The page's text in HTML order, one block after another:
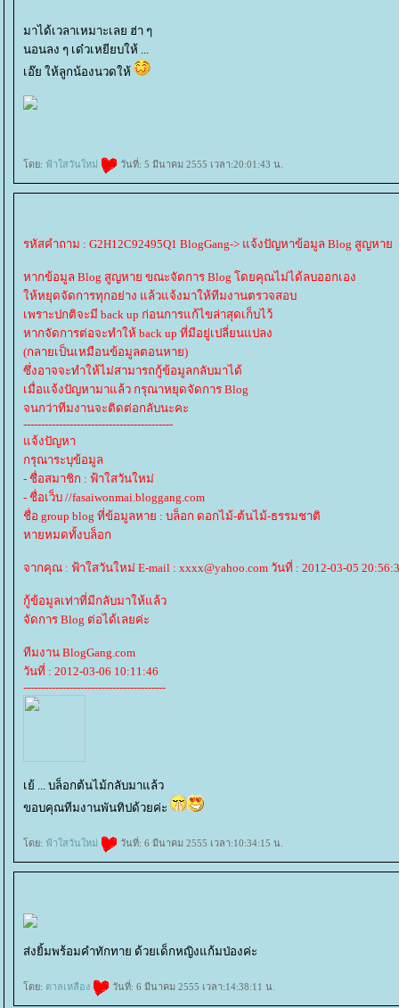
มาได้เวลาเหมาะเลย ฮ่า ๆ
นอนลง ๆ เด๋วเหยียบให้ ...
เอ๊ย ให้ลูกน้องนวดให้
ดย: ฟ้าใสวันใหม่ วันที่: 5 มีนาคม 2555 เวลา:20:01:43 น.
รหัสคำถาม : G2H12C92495Q1 BlogGang-> แจ้งปัญหาข้อมูล Blog สูญหา
หากข้อมูล Blog สูญหาย ขณะจัดการ Blog โดยคุณไม่ได้ลบออกเอง
ห้หยุดจัดการทุกอย่าง แล้วแจ้งมาให้ทีมงานตรวจสอบ
เพราะปกติจะมี back up ก่อนการแก้ไขล่าสุดเก็บไว้
หากจัดการต่อจะทำให้ back up ที่มีอยู่เปลี่ยนแปลง
(กลายเป็นเหมือนข้อมูลตอนหาย)
ซึ่งอาจจะทำให้ไม่สามารถกู้ข้อมูลกลับมาได้
เมื่อแจ้งปัญหามาแล้ว กรุณาหยุดจัดการ Blog
จนกว่าทีมงานจะติดต่อกลับนะคะ
------------------------------------------
จ้งปัญหา
กรุณาระบุข้อมูล
- ชื่อสมาชิก : ฟ้าใสวันใหม่
- ชื่อเว็บ //fasaiwonmai.bloggang.com
ชื่อ group blog ที่ข้อมูลหาย : บล็อก ดอกไม้-ต้นไม้-ธรรมชาติ
หายหมดทั้งบล็อก
จากคุณ : ฟ้าใสวันใหม่ E-mail : xxxx@yahoo.com วันที่ : 2012-03-05
กู้ข้อมูลเท่าที่มีกลับมาให้แล้ว
จัดการ Blog ต่อได้เลยค่ะ
ทีมงาน BlogGang.com
วันที่ : 2012-03-06 10:11:46
----------------------------------------
เย้ ... บล็อกต้นไม้กลับมาแล้ว
ขอบคุณทีมงานพันทิปด้วยค่ะ
ดย: ฟ้าใสวันใหม่ วันที่: 6 มีนาคม 2555 เวลา:10:34:15 น.
ส่งยิ้มพร้อมคำทักทาย ด้วยเด็กหญิงแก้มป่องค่ะ
ดย: ตาลเหลือง วันที่: 6 มีนาคม 2555 เวลา:14:38:11 น.